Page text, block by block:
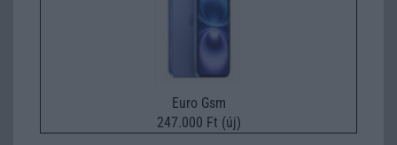
Euro Gsm
247.000 Ft (új)